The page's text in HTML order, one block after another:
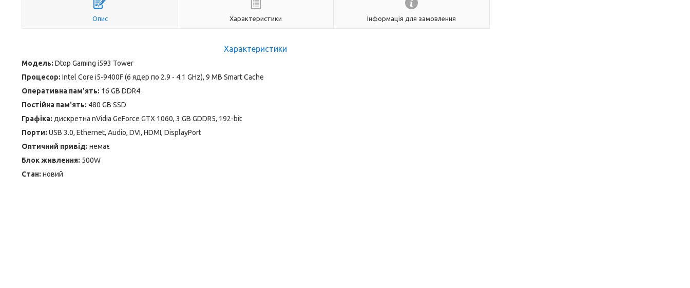
Опис Характеристики Інформація для замовлення
Характеристики
Модель: Dtop Gaming i593 Tower
Процесор: Intel Core i5-9400F (6 ядер по 2.9 - 4.1 GHz), 9 MB Smart Cache
Оперативна пам'ять: 16 GB DDR4
Постійна пам'ять: 480 GB SSD
Графіка: дискретна nVidia GeForce GTX 1060, 3 GB GDDR5, 192-bit
Порти: USB 3.0, Ethernet, Audio, DVI, HDMI, DisplayPort
Оптичний привід: немає
Блок живлення: 500W
Стан: новий